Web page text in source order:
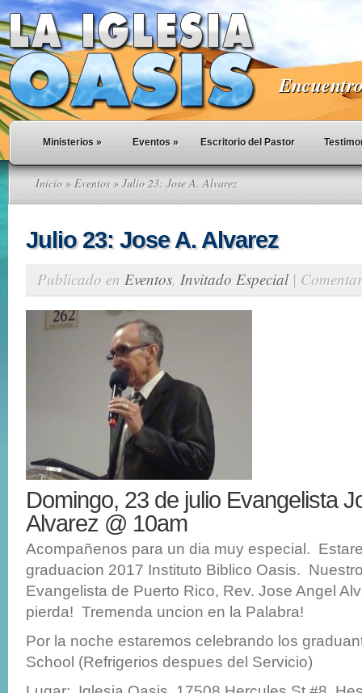
Ministerios » Eventos » Escritorio del Pastor
Inicio » Eventos» Julio 23: Jose A. Alvarez
Julio 23: Jose A. Alvarez
Publicado en Eventos, Invitado Especial|
Domingo, 23 de julio Evangelista
Alvarez @ 10am
Acompañenos para un dia muy especial.
graduacion 2017 Instituto Biblico Oasis.
Evangelista de Puerto Rico, Rev. Jose Angel
pierda! Tremenda uncion en la Palabra!
Por la noche estaremos celebrando los
School (Refrigerios despues del Servicio)